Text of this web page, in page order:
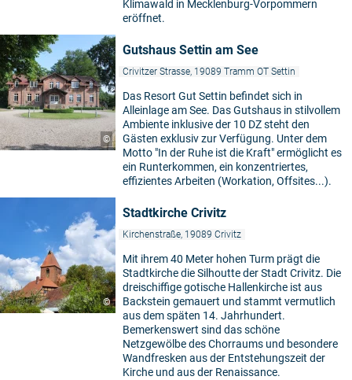
Klimawald in Mecklenburg-Vorpommern
eröffnet.
©
Gutshaus Settin am See
Crivitzer Strasse, 19089 Tramm OT Settin
Das Resort Gut Settin befindet sich in
Alleinlage am See. Das Gutshaus in stilvollem
Ambiente inklusive der 10 DZ steht den
Gästen exklusiv zur Verfügung. Unter dem
Motto "In der Ruhe ist die Kraft" ermöglicht es
ein Runterkommen, ein konzentriertes,
effizientes Arbeiten (Workation, Offsites...).
©
Stadtkirche Crivitz
Kirchenstraße, 19089 Crivitz
Mit ihrem 40 Meter hohen Turm prägt die
Stadtkirche die Silhoutte der Stadt Crivitz. Die
dreischiffige gotische Hallenkirche ist aus
Backstein gemauert und stammt vermutlich
aus dem späten 14. Jahrhundert.
Bemerkenswert sind das schöne
Netzgewölbe des Chorraums und besondere
Wandfresken aus der Entstehungszeit der
Kirche und aus der Renaissance.